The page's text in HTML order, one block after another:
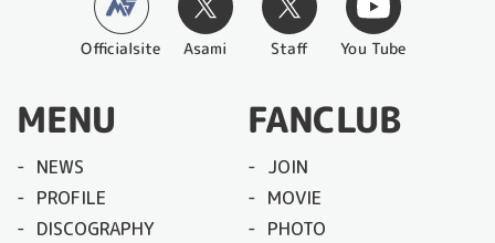
Officialsite Asami Staff You Tube
MENU
NEWS
PROFILE
DISCOGRAPHY
FANCLUB
JOIN
MOVIE
PHOTO